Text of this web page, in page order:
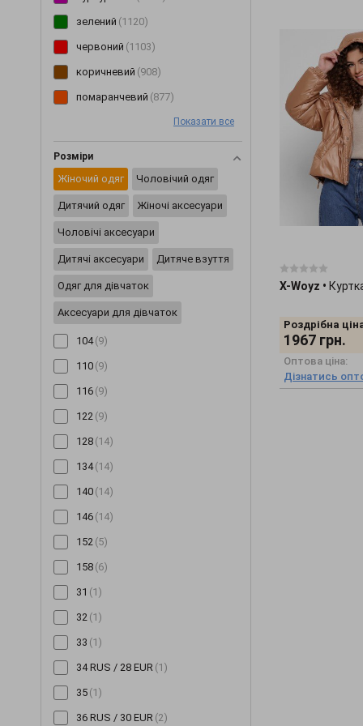
Плащи(6)
Пледи(29)
Ползунки (46)
Постільна білизна(2)
(20)
Піджаки(233)
Піжами(62)
Светри
Світшоти (171)
Сережки
Снуди
Сорочки
Спідниці
Сукні (3346)
Сумки(14)
Толстовки
Топи (254)
Туніки
Футболки
Халати
Худі (95)
Хустинки та бандани
Чепчики (2)
Шалі та шарфи
Шапки(1349)
зелений (1120)
червоний (1103)
коричневий (908)
помаранчевий (877)
(599)
Показати все
Розміри
Жіночий одяг Чоловічий одяг
Дитячий одяг Жіночі аксесуари
Чоловічі аксесуари
Дитячі аксесуари Дитяче взуття
Одяг для дівчаток
Аксесуари для дівчаток
104 (9)
110 (9)
116 (9)
122 (9)
128 (14)
134 (14)
140 (14)
146 (14)
152 (5)
158 (6)
31 (1)
32 (1)
33 (1)
34 RUS / 28 EUR (1)
35 (1)
36 RUS / 30 EUR (2)
X-Woyz •
Роздрібна
1967 грн.
Оптова ціна:
Дізнатись